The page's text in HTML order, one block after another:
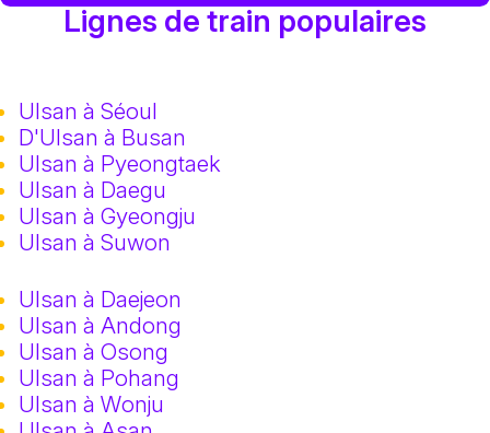
Lignes de train populaires
Ulsan à Séoul
D'Ulsan à Busan
Ulsan à Pyeongtaek
Ulsan à Daegu
Ulsan à Gyeongju
Ulsan à Suwon
Ulsan à Daejeon
Ulsan à Andong
Ulsan à Osong
Ulsan à Pohang
Ulsan à Wonju